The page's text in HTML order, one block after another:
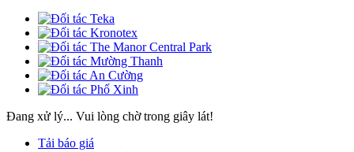
Đang xử lý... Vui lòng chờ trong giây lát!
Tải báo giá